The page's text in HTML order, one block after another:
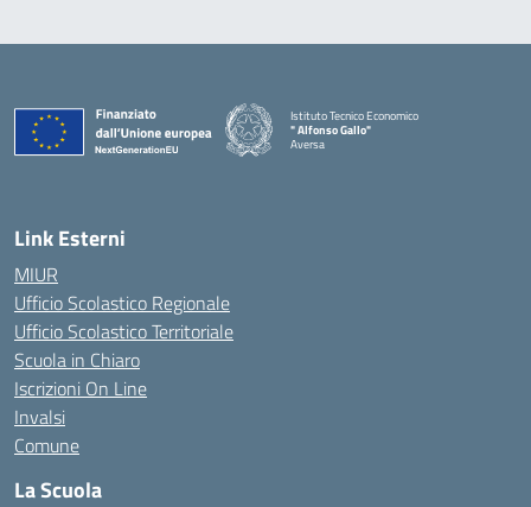
Istituto Tecnico Economico
" Alfonso Gallo"
Aversa
Link Esterni
MIUR
Ufficio Scolastico Regionale
Ufficio Scolastico Territoriale
Scuola in Chiaro
Iscrizioni On Line
Invalsi
Comune
La Scuola